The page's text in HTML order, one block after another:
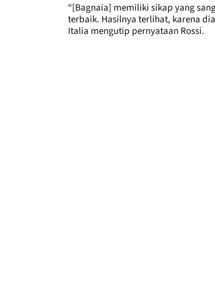
“[Bagnaia] memiliki sikap yang
terbaik. Hasilnya terlihat, karena
Italia mengutip pernyataan Rossi.